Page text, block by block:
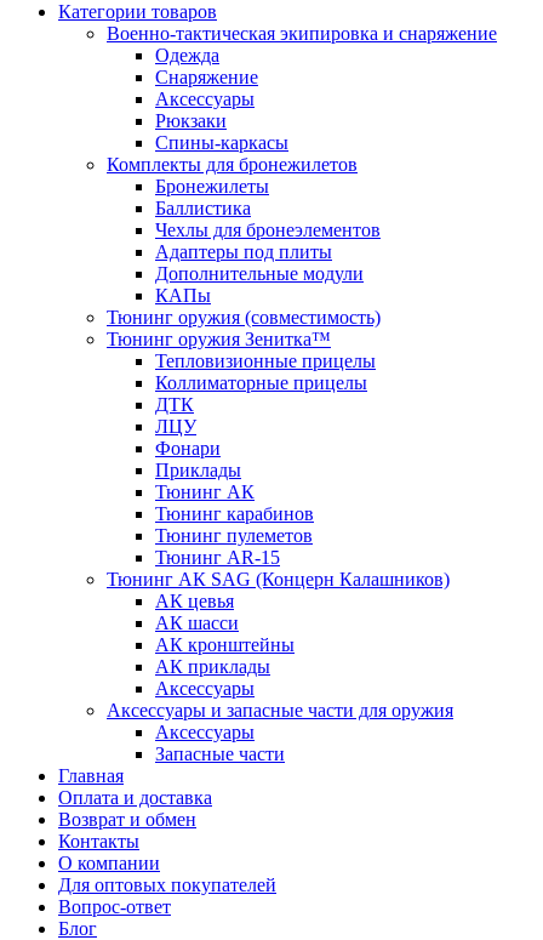
Категории товаров
Военно-тактическая экипировка и снаряжение
Одежда
Снаряжение
Аксессуары
Рюкзаки
Спины-каркасы
Комплекты для бронежилетов
Бронежилеты
Баллистика
Чехлы для бронеэлементов
Адаптеры под плиты
Дополнительные модули
КАПы
Тюнинг оружия (совместимость)
Тюнинг оружия Зенитка™
Тепловизионные прицелы
Коллиматорные прицелы
ДТК
ЛЦУ
Фонари
Приклады
Тюнинг АК
Тюнинг карабинов
Тюнинг пулеметов
Тюнинг AR-15
Тюнинг АК SAG (Концерн Калашников)
АК цевья
АК шасси
АК кронштейны
АК приклады
Аксессуары
Аксессуары и запасные части для оружия
Аксессуары
Запасные части
Главная
Оплата и доставка
Возврат и обмен
Контакты
О компании
Для оптовых покупателей
Вопрос-ответ
Блог